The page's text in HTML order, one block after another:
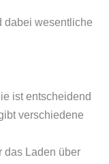
dabei wesentliche
ist entscheidend
verschiedene
das Laden über